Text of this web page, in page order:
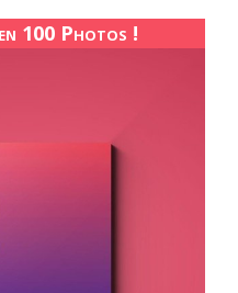
100 Photos !